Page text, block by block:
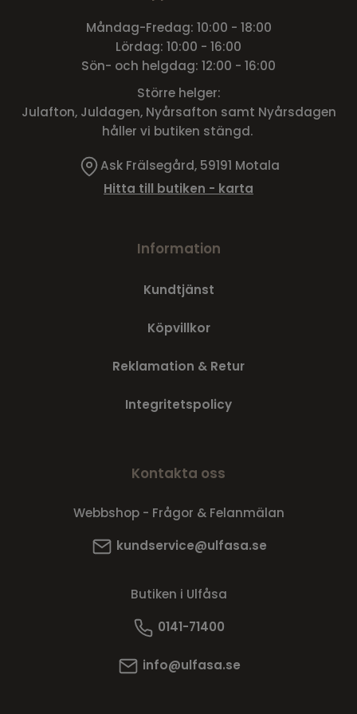
Måndag-Fredag: 10:00 - 18:00
Lördag: 10:00 - 16:00
Sön- och helgdag: 12:00 - 16:00
Större helger:
Julafton, Juldagen, Nyårsafton samt Nyårsdagen
håller vi butiken stängd.
Ask Frälsegård, 59191 Motala
Hitta till butiken - karta
Information
Kundtjänst
Köpvillkor
Reklamation & Retur
Integritetspolicy
Kontakta oss
Webbshop - Frågor & Felanmälan
kundservice@ulfasa.se
Butiken i Ulfåsa
0141-71400
info@ulfasa.se